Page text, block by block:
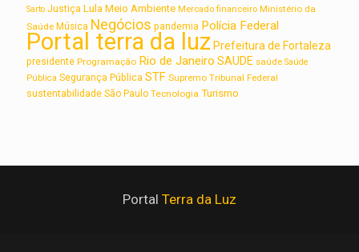
Sarto Justiça Lula Meio Ambiente Mercado financeiro Ministério da
Saúde Música Negócios pandemia Polícia Federal
Portal terra da luzPrefeitura de Fortaleza
presidente Programação Rio de Janeiro SAUDE saúde Saúde
Pública Segurança Pública STF Supremo Tribunal Federal
sustentabilidade São Paulo Tecnologia Turismo
Portal Terra da Luz